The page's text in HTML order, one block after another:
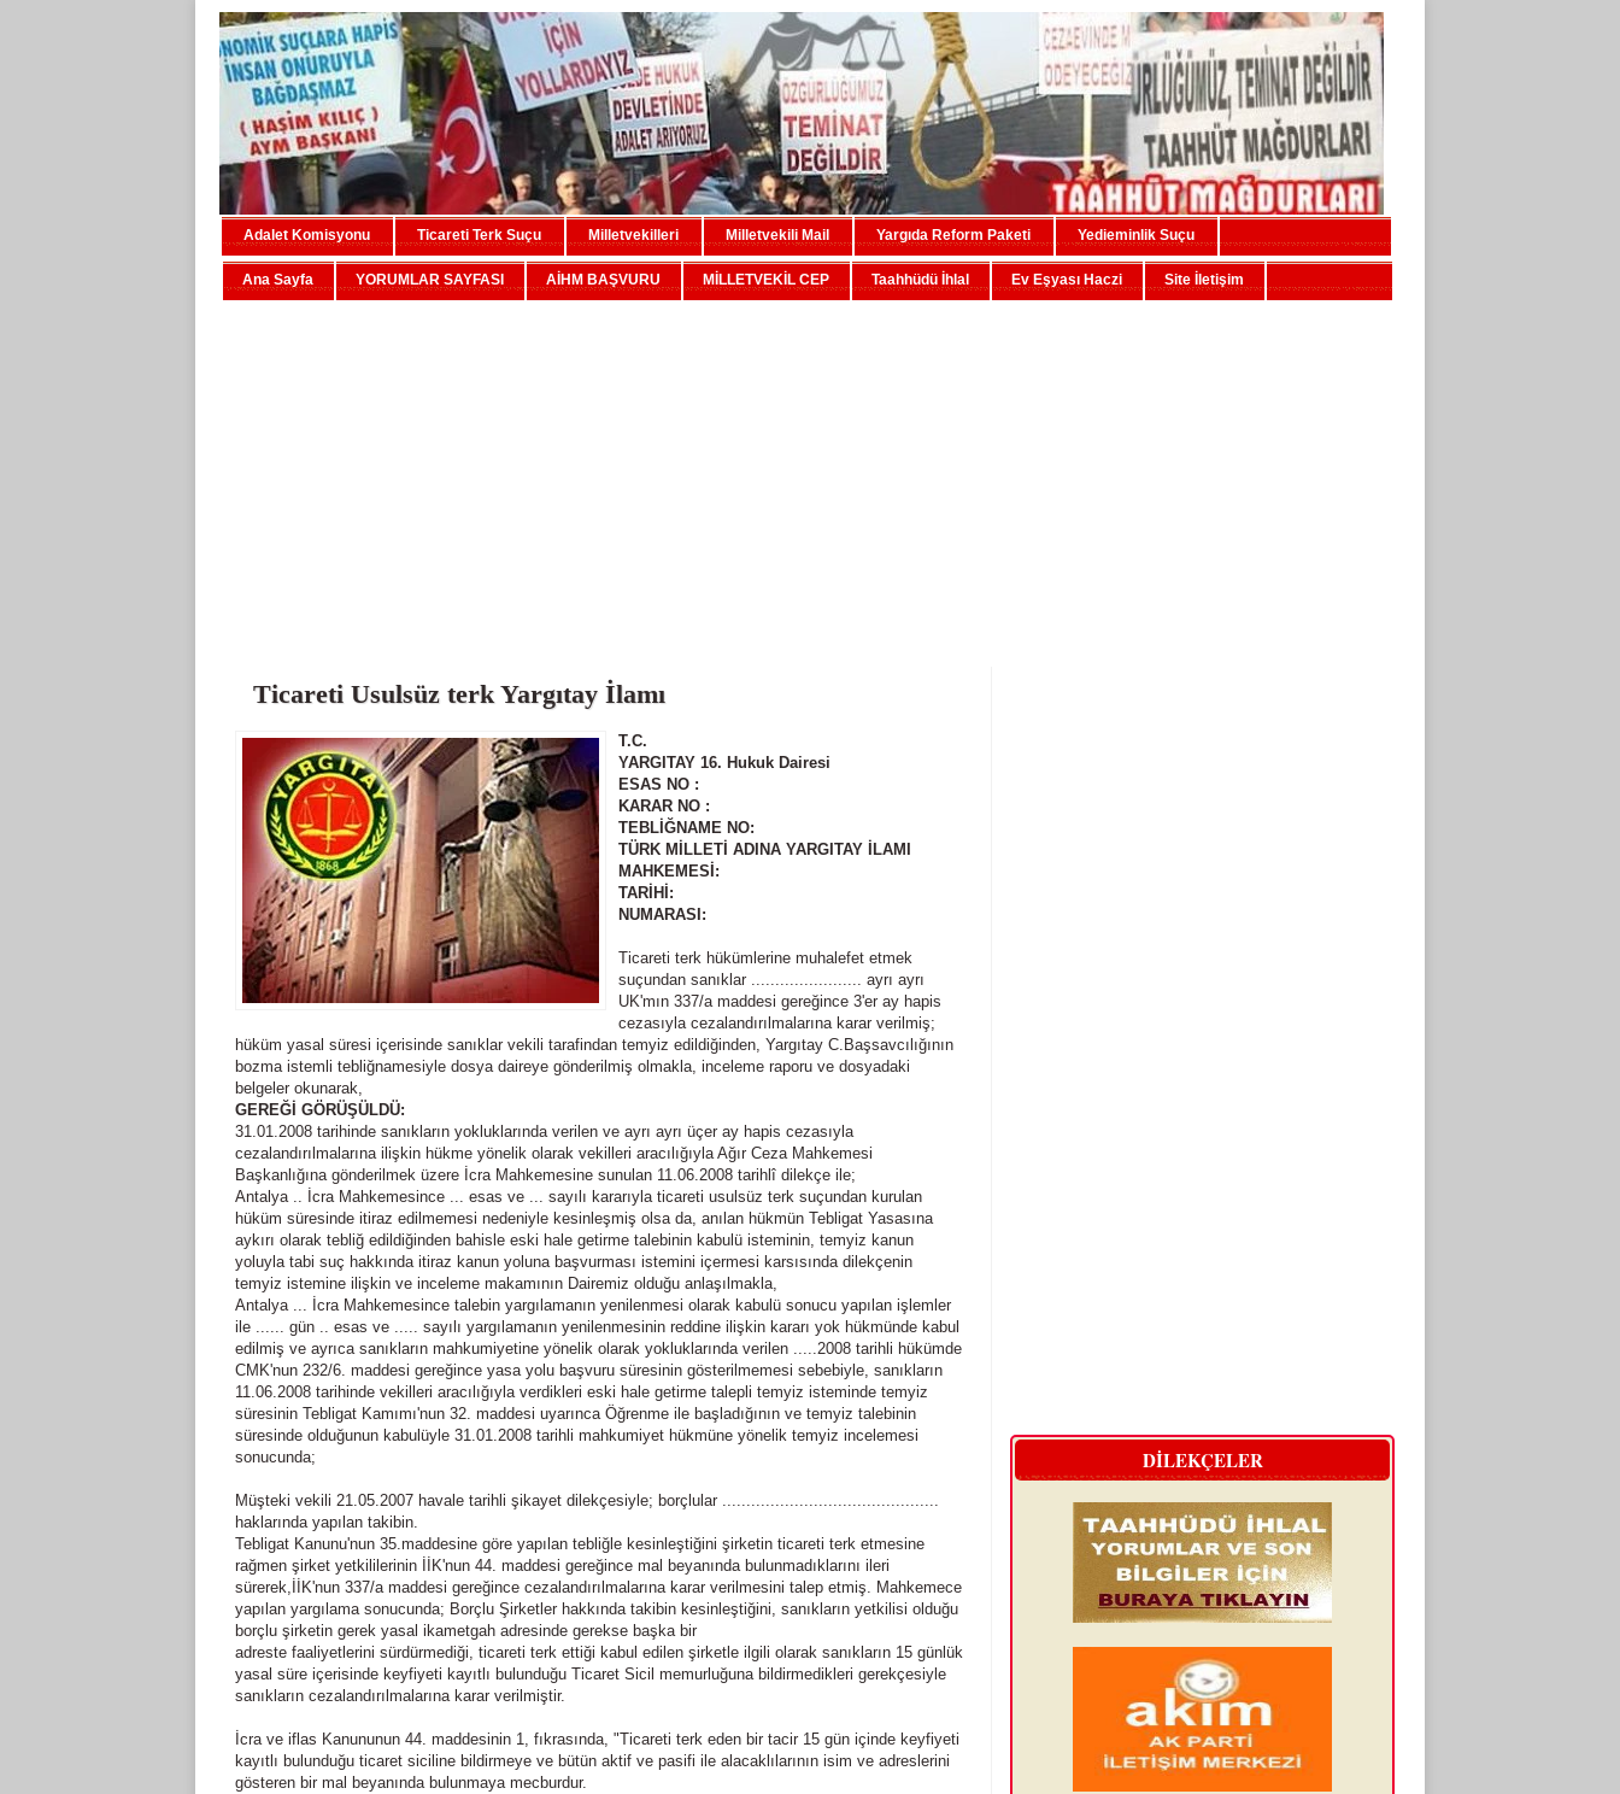
Adalet Komisyonu Ticareti Terk Suçu Milletvekilleri Milletvekili Mail Yargıda Reform Paketi Yedieminlik Suçu
Ana Sayfa YORUMLAR SAYFASI AİHM BAŞVURU MİLLETVEKİL CEP Taahhüdü İhlal Ev Eşyası Haczi Site İletişim
Ticareti Usulsüz terk Yargıtay İlamı
T.C.
YARGITAY 16. Hukuk Dairesi
ESAS NO :
KARAR NO :
TEBLİĞNAME NO:
TÜRK MİLLETİ ADINA YARGITAY İLAMI
MAHKEMESİ:
TARİHİ:
NUMARASI:
Ticareti terk hükümlerine muhalefet etmek
suçundan sanıklar ....................... ayrı ayrı
UK'mın 337/a maddesi gereğince 3'er ay hapis
cezasıyla cezalandırılmalarına karar verilmiş;
hüküm yasal süresi içerisinde sanıklar vekili tarafindan temyiz edildiğinden, Yargıtay C.Başsavcılığının
bozma istemli tebliğnamesiyle dosya daireye gönderilmiş olmakla, inceleme raporu ve dosyadaki
belgeler okunarak,
GEREĞİ GÖRÜŞÜLDÜ:
31.01.2008 tarihinde sanıkların yokluklarında verilen ve ayrı ayrı üçer ay hapis cezasıyla
cezalandırılmalarına ilişkin hükme yönelik olarak vekilleri aracılığıyla Ağır Ceza Mahkemesi
Başkanlığına gönderilmek üzere İcra Mahkemesine sunulan 11.06.2008 tarihlî dilekçe ile;
Antalya .. İcra Mahkemesince ... esas ve ... sayılı kararıyla ticareti usulsüz terk suçundan kurulan
hüküm süresinde itiraz edilmemesi nedeniyle kesinleşmiş olsa da, anılan hükmün Tebligat Yasasına
aykırı olarak tebliğ edildiğinden bahisle eski hale getirme talebinin kabulü isteminin, temyiz kanun
yoluyla tabi suç hakkında itiraz kanun yoluna başvurması istemini içermesi karsısında dilekçenin
temyiz istemine ilişkin ve inceleme makamının Dairemiz olduğu anlaşılmakla,
Antalya ... İcra Mahkemesince talebin yargılamanın yenilenmesi olarak kabulü sonucu yapılan işlemler
ile ...... gün .. esas ve ..... sayılı yargılamanın yenilenmesinin reddine ilişkin kararı yok hükmünde kabul
edilmiş ve ayrıca sanıkların mahkumiyetine yönelik olarak yokluklarında verilen .....2008 tarihli hükümde
CMK'nun 232/6. maddesi gereğince yasa yolu başvuru süresinin gösterilmemesi sebebiyle, sanıkların
11.06.2008 tarihinde vekilleri aracılığıyla verdikleri eski hale getirme talepli temyiz isteminde temyiz
süresinin Tebligat Kamımı'nun 32. maddesi uyarınca Öğrenme ile başladığının ve temyiz talebinin
süresinde olduğunun kabulüyle 31.01.2008 tarihli mahkumiyet hükmüne yönelik temyiz incelemesi
sonucunda;
Müşteki vekili 21.05.2007 havale tarihli şikayet dilekçesiyle; borçlular .............................................
haklarında yapılan takibin.
Tebligat Kanunu'nun 35.maddesine göre yapılan tebliğle kesinleştiğini şirketin ticareti terk etmesine
rağmen şirket yetkililerinin İİK'nun 44. maddesi gereğince mal beyanında bulunmadıklarını ileri
sürerek,İİK'nun 337/a maddesi gereğince cezalandırılmalarına karar verilmesini talep etmiş. Mahkemece
yapılan yargılama sonucunda; Borçlu Şirketler hakkında takibin kesinleştiğini, sanıkların yetkilisi olduğu
borçlu şirketin gerek yasal ikametgah adresinde gerekse başka bir
adreste faaliyetlerini sürdürmediği, ticareti terk ettiği kabul edilen şirketle ilgili olarak sanıkların 15 günlük
yasal süre içerisinde keyfiyeti kayıtlı bulunduğu Ticaret Sicil memurluğuna bildirmedikleri gerekçesiyle
sanıkların cezalandırılmalarına karar verilmiştir.
İcra ve iflas Kanununun 44. maddesinin 1, fıkrasında, "Ticareti terk eden bir tacir 15 gün içinde keyfiyeti
kayıtlı bulunduğu ticaret siciline bildirmeye ve bütün aktif ve pasifi ile alacaklılarının isim ve adreslerini
gösteren bir mal beyanında bulunmaya mecburdur.
DİLEKÇELER